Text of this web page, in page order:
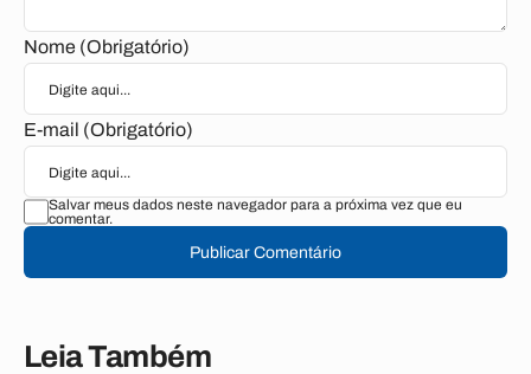
Nome (Obrigatório)
E-mail (Obrigatório)
Salvar meus dados neste navegador para a próxima vez que eu
comentar.
Publicar Comentário
Leia Também